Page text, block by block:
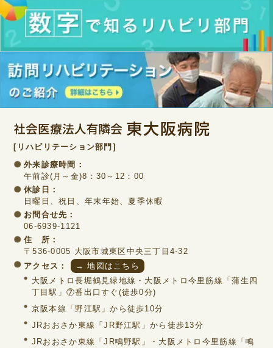
[リハビリテーション部門]
外来診療時間：
午前診(月～金)8：30～12：00
休診日：
日曜日、祝日、年末年始、夏季休暇
お問合せ先：
06-6939-1121
住 所：
〒536-0005 大阪市城東区中央三丁目4-32
アクセス：
→ 地図はこちら
大阪メトロ長堀鶴見緑地線・大阪メトロ今里筋線「蒲生四
丁目駅」⑦番出口すぐ(徒歩0分)
京阪本線「野江駅」から徒歩10分
JRおおさか東線「JR野江駅」から徒歩13分
JRおおさか東線「JR鴫野駅」・大阪メトロ今里筋線「鴫